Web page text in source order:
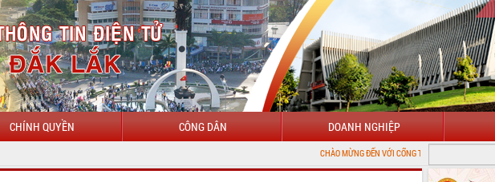
CHÍNH QUYỀN CÔNG DÂN DOANH NGHIỆP
CHÀO MỪNG ĐẾN VỚI CỔNG THÔNG TIN ĐIỆN TỬ TỈNH ĐẮK LẮK